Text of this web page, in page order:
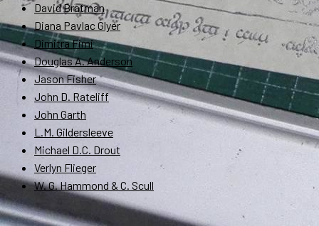
David Bratman
Diana Pavlac Glyer
Dimitra Fimi
Douglas A. Anderson
Jason Fisher
John D. Rateliff
John Garth
L.M. Gildersleeve
Michael D.C. Drout
Verlyn Flieger
W. G. Hammond & C. Scull